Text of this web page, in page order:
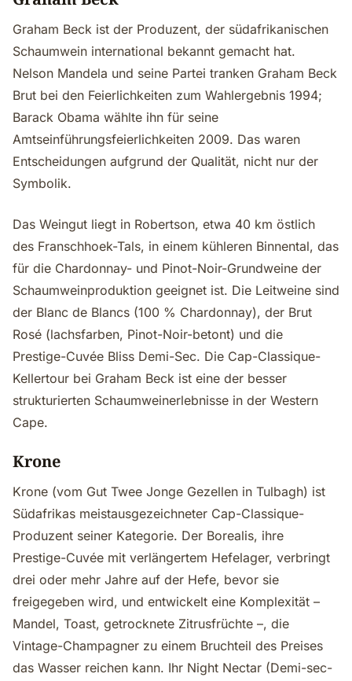
Graham Beck ist der Produzent, der südafrikanischen
Schaumwein international bekannt gemacht hat.
Nelson Mandela und seine Partei tranken Graham Beck
Brut bei den Feierlichkeiten zum Wahlergebnis 1994;
Barack Obama wählte ihn für seine
Amtseinführungsfeierlichkeiten 2009. Das waren
Entscheidungen aufgrund der Qualität, nicht nur der
Symbolik.
Das Weingut liegt in Robertson, etwa 40 km östlich
des Franschhoek-Tals, in einem kühleren Binnental, das
für die Chardonnay- und Pinot-Noir-Grundweine der
Schaumweinproduktion geeignet ist. Die Leitweine sind
der Blanc de Blancs (100 % Chardonnay), der Brut
Rosé (lachsfarben, Pinot-Noir-betont) und die
Prestige-Cuvée Bliss Demi-Sec. Die Cap-Classique-
Kellertour bei Graham Beck ist eine der besser
strukturierten Schaumweinerlebnisse in der Western
Cape.
Krone
Krone (vom Gut Twee Jonge Gezellen in Tulbagh) ist
Südafrikas meistausgezeichneter Cap-Classique-
Produzent seiner Kategorie. Der Borealis, ihre
Prestige-Cuvée mit verlängertem Hefelager, verbringt
drei oder mehr Jahre auf der Hefe, bevor sie
freigegeben wird, und entwickelt eine Komplexität –
Mandel, Toast, getrocknete Zitrusfrüchte –, die
Vintage-Champagner zu einem Bruchteil des Preises
das Wasser reichen kann. Ihr Night Nectar (Demi-sec-